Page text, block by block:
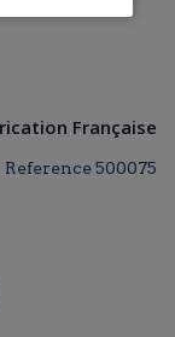
Française
Reference500075